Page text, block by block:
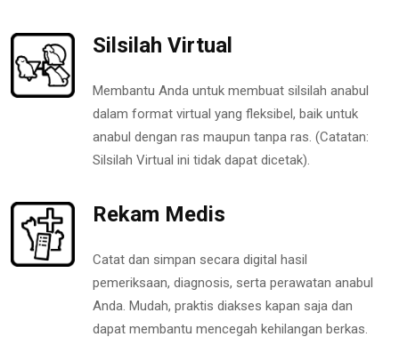
Silsilah Virtual
Membantu Anda untuk membuat silsilah anabul
dalam format virtual yang fleksibel, baik untuk
anabul dengan ras maupun tanpa ras. (Catatan:
Silsilah Virtual ini tidak dapat dicetak).
Rekam Medis
Catat dan simpan secara digital hasil
pemeriksaan, diagnosis, serta perawatan anabul
Anda. Mudah, praktis diakses kapan saja dan
dapat membantu mencegah kehilangan berkas.